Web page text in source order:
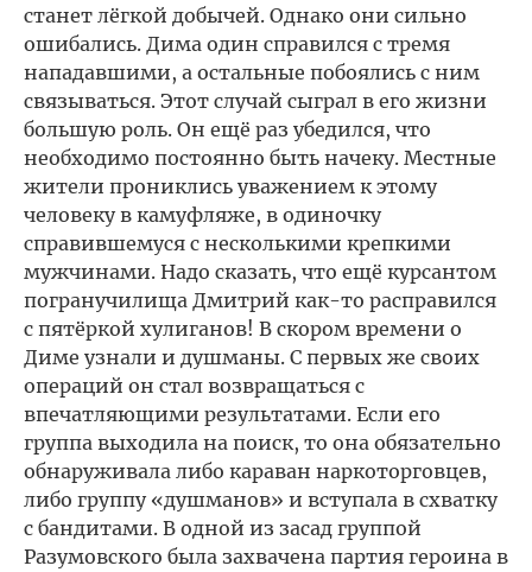
станет лёгкой добычей. Однако они сильно
ошибались. Дима один справился с тремя
нападавшими, а остальные побоялись с ним
связываться. Этот случай сыграл в его жизни
большую роль. Он ещё раз убедился, что
необходимо постоянно быть начеку. Местные
жители прониклись уважением к этому
человеку в камуфляже, в одиночку
справившемуся с несколькими крепкими
мужчинами. Надо сказать, что ещё курсантом
погранучилища Дмитрий как-то расправился
с пятёркой хулиганов! В скором времени о
Диме узнали и душманы. С первых же своих
операций он стал возвращаться с
впечатляющими результатами. Если его
группа выходила на поиск, то она обязательно
обнаруживала либо караван наркоторговцев,
либо группу «душманов» и вступала в схватку
с бандитами. В одной из засад группой
Разумовского была захвачена партия героина в